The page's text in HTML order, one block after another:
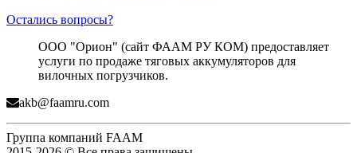
Остались вопросы?
ООО "Орион" (сайт ФААМ РУ КОМ) предоставляет
услуги по продаже тяговых аккумуляторов для
вилочных погрузчиков.
akb@faamru.com
Группа компаний FAAM